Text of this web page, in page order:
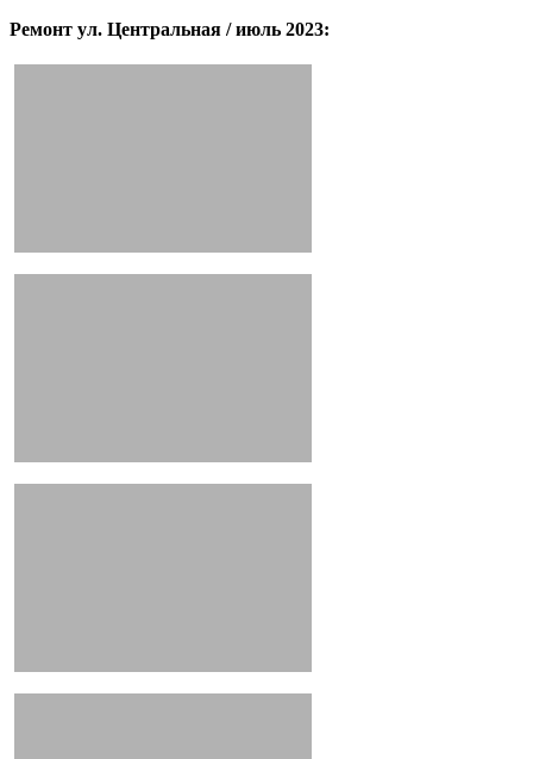
Ремонт ул. Центральная / июль 2023: